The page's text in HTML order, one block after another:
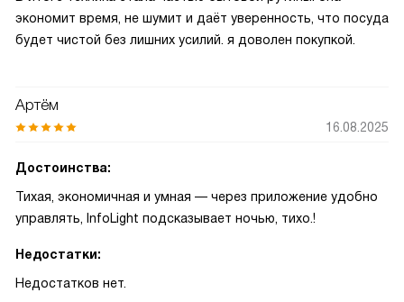
экономит время, не шумит и даёт уверенность, что посуда
будет чистой без лишних усилий. я доволен покупкой.
Артём
16.08.2025
Достоинства:
Тихая, экономичная и умная — через приложение удобно
управлять, InfoLight подсказывает ночью, тихо.!
Недостатки:
Недостатков нет.